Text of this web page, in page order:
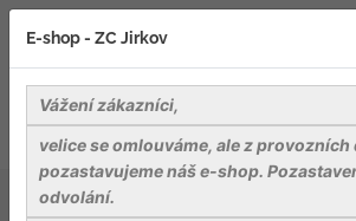
Záhradnické potřeby
E-shop - ZC Jirkov
Vážení zákazníci,
velice se omlouváme, ale z
pozastavujeme náš e-shop.
odvolání.